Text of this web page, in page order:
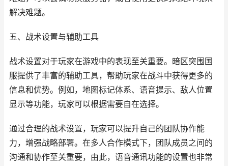
解决难题。
五、战术设置与辅助工具
战术设置对于玩家在游戏中的表现至关重要。暗区突围国
服提供了丰富的辅助工具，帮助玩家在战斗中获得更多的
信息和优势。例如，地图标记体系、语音提示、敌人位置
显示等功能，玩家可以根据需要自在选择。
通过合理的战术设置，玩家可以提升自己的团队协作能
力，增强战略部署。在多人合作模式下，团队成员之间的
沟通和协作至关重要，由此，语音通讯功能的设置也非常